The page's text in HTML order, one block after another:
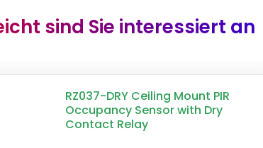
sind Sie interessiert an
RZ037-DRY Ceiling Mount PIR
Occupancy Sensor with Dry
Contact Relay